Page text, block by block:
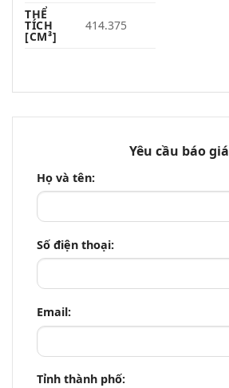
THỂ
TÍCH
[CM³]
414.375
Yêu cầu báo giá
Họ và tên:
Số điện thoại:
Email:
Tỉnh thành phố: